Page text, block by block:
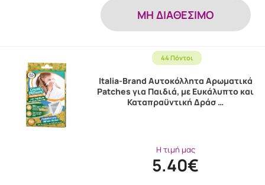
MH ΔΙΑΘΕΣΙΜΟ
44 Πόντοι
Italia-Brand Αυτοκόλλητα Αρωματικά
Patches για Παιδιά, με Ευκάλυπτο και
Καταπραϋντική Δράσ …
Η τιμή μας
5.40€